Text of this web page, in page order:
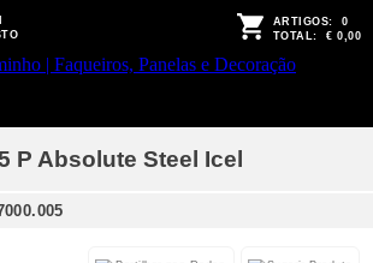
ARTIGOS: 0
TOTAL: € 0,00
P Absolute Steel Icel